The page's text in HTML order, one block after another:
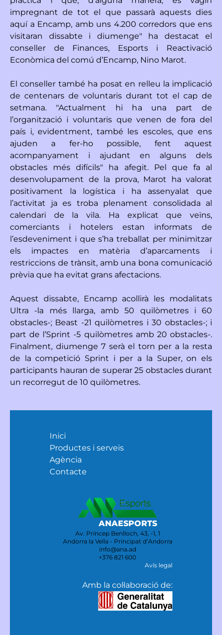
impregnant de tot el que passarà aquests dies
aquí a Encamp, amb uns 4.200 corredors que ens
visitaran dissabte i diumenge" ha destacat el
conseller de Finances, Esports i Reactivació
Econòmica del comú d’Encamp, Nino Marot.
El conseller també ha posat en relleu la implicació
de centenars de voluntaris durant tot el cap de
setmana. "Actualment hi ha una part de
l’organització i voluntaris que venen de fora del
país i, evidentment, també les escoles, que ens
ajuden a fer-ho possible, fent aquest
acompanyament i ajudant en alguns dels
obstacles més difícils" ha afegit. Pel que fa al
desenvolupament de la prova, Marot ha valorat
positivament la logística i ha assenyalat que
l’activitat ja es troba plenament consolidada al
calendari de la vila. Ha explicat que veïns,
comerciants i hotelers estan informats de
l’esdeveniment i que s’ha treballat per minimitzar
els impactes en matèria d’aparcaments i
restriccions de trànsit, amb una bona comunicació
prèvia que ha evitat grans afectacions.
Aquest dissabte, Encamp acollirà les modalitats
Ultra -la més llarga, amb 50 quilòmetres i 60
obstacles-; Beast -21 quilòmetres i 30 obstacles-; i
part de l’Sprint -5 quilòmetres amb 20 obstacles-.
Finalment, diumenge 7 serà el torn per a la resta
de la competició Sprint i per a la Super, on els
participants hauran de superar 25 obstacles durant
un recorregut de 10 quilòmetres.
Inici
Productes i serveis
Agència
Contacte
ANAESPORTS
Av. Príncep Benlloch, 43, -1, 1
Andorra la Vella - Principat d’Andorra
info@ana.ad
+376 821 600
Avís legal
Amb la col·laboració de: